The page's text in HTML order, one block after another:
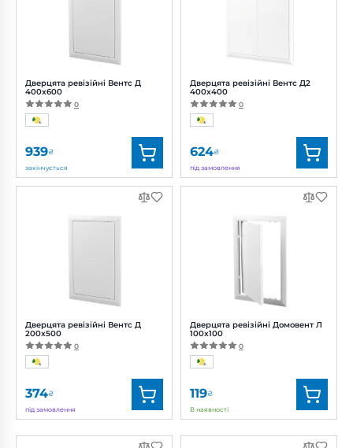
Дверцята ревізійні Вентс Д
400x600
0
939₴
закінчується
Вентс
0687826757
Дверцята ревізійні Вентс Д2
400x400
0
624₴
під замовлення
Вентс
0000223549
Дверцята ревізійні Вентс Д
200x500
0
374₴
під замовлення
Бренд:
Вентс
Дверцята ревізійні Домовент Л
100x100
0
119₴
В наявності
Бренд:
Домовент